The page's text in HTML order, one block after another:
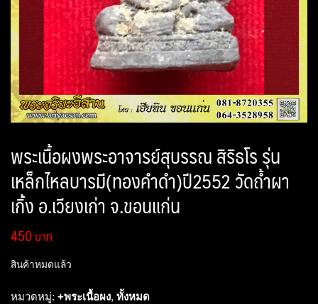
พระเนื้อผงพระอาจารย์สุบรรณ สิริธโร รุ่น
เหล็กไหลบารมี(ทองคำดำ)ปี2552 วัดถ้ำผา
เกิ้ง อ.เวียงเก่า จ.ขอนแก่น
450
สินค้าหมดแล้ว
หมวดหมู่: +พระเนื้อผง, ทั้งหมด